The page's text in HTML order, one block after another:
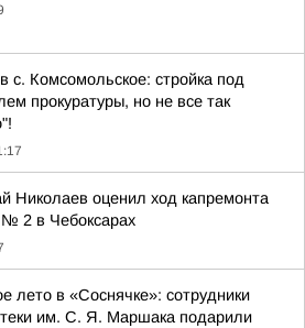
с. Комсомольское: стройка под
прокуратуры, но не все так
Николаев оценил ход капремонта
2 в Чебоксарах
лето в «Соснячке»: сотрудники
им. С. Я. Маршака подарили